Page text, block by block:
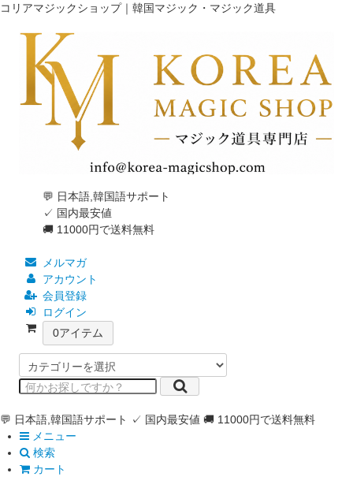
コリアマジックショップ｜韓国マジック・マジック道具
💬 日本語,韓国語サポート
✓ 国内最安値
🚚 11000円で送料無料
メルマガ
アカウント
会員登録
ログイン
0アイテム
💬 日本語,韓国語サポート ✓ 国内最安値 🚚 11000円で送料無料
メニュー
検索
カート